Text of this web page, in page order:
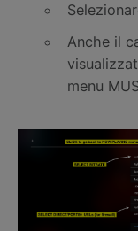
Anche il
menu